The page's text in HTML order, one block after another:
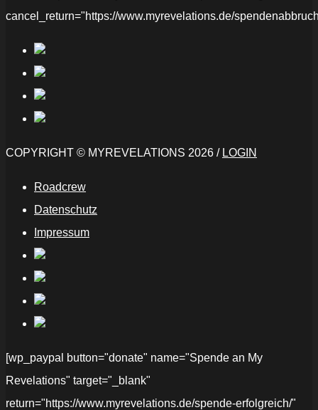
cancel_return="https://www.myrevelations.de/
COPYRIGHT © MYREVELATIONS 2026 / LOGIN
Roadcrew
Datenschutz
Impressum
[wp_paypal button="donate" name="Spende an My
Revelations" target="_blank"
return="https://www.myrevelations.de/spende-erfolgreich/"